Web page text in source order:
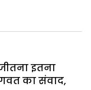
इतना
का संवाद,